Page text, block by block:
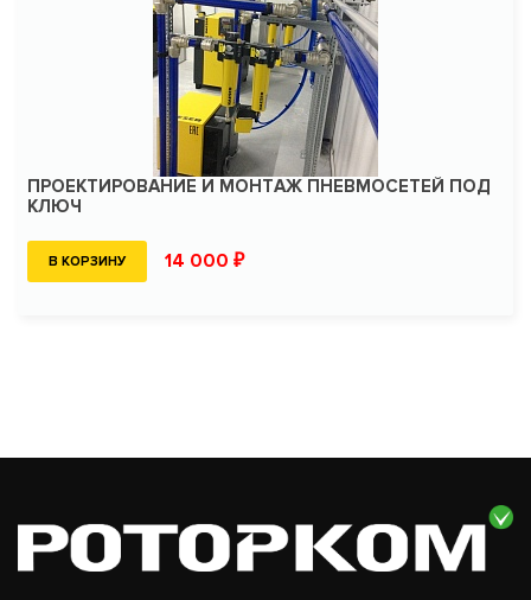
ПРОЕКТИРОВАНИЕ И МОНТАЖ ПНЕВМОСЕТЕЙ ПОД
КЛЮЧ
В КОРЗИНУ 14 000 ₽